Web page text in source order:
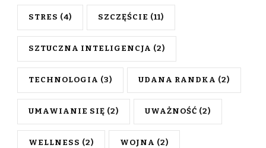
STRES (4) SZCZĘŚCIE (11)
SZTUCZNA INTELIGENCJA (2)
TECHNOLOGIA (3) UDANA RANDKA (2)
UMAWIANIE SIĘ (2) UWAŻNOŚĆ (2)
WELLNESS (2) WOJNA (2)